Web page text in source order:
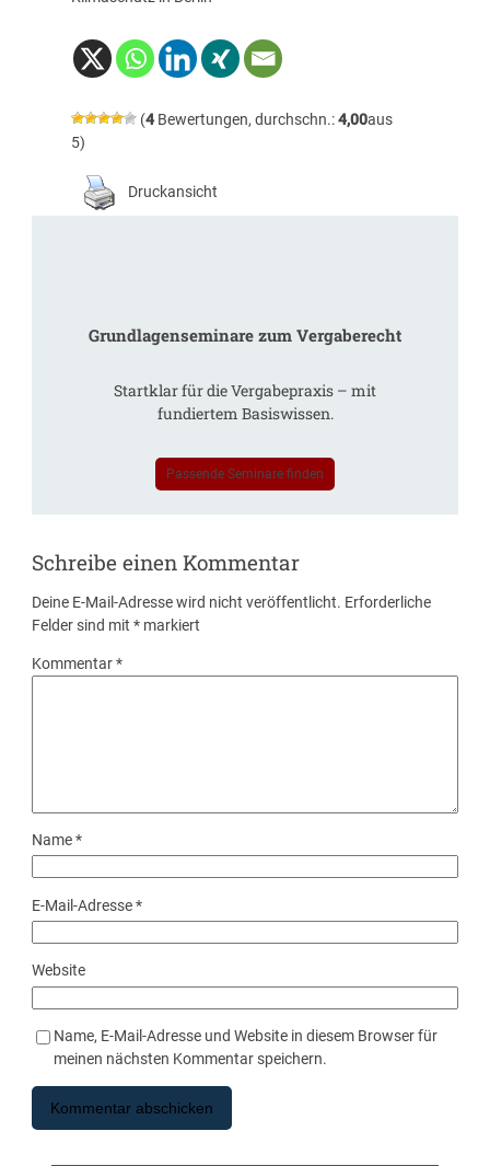
(4Bewertungen, durchschn.:4,00aus
5)
Druckansicht
Grundlagenseminare zum Vergaberecht
Startklar für die Vergabepraxis – mit
fundiertem Basiswissen.
Passende Seminare finden
Schreibe einen Kommentar
Deine E-Mail-Adresse wird nicht veröffentlicht. Erforderliche
Felder sind mit* markiert
Kommentar*
Name*
E-Mail-Adresse*
Website
Name, E-Mail-Adresse und Website in diesem Browser für
meinen nächsten Kommentar speichern.